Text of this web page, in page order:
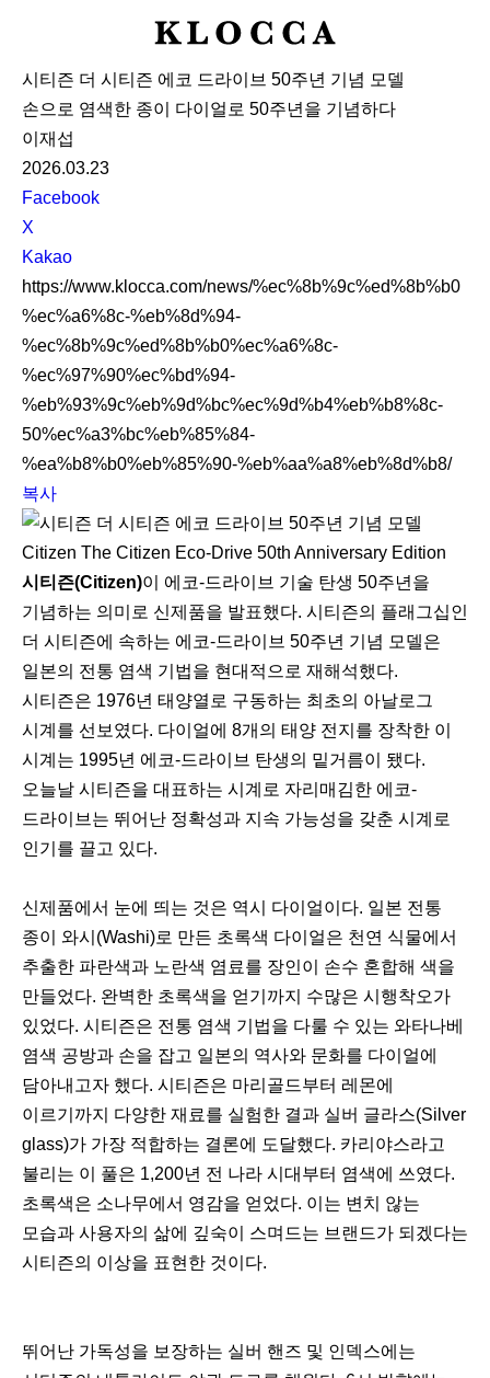
K
O
C
시티즌 더 시티즌 에코 드라이브 50주년 기념 모델
손으로 염색한 종이 다이얼로 50주년을 기념하다
이재섭
2026.03.23
S
N
S
S
h
a
r
e
Facebook
X
Kakao
https://www.klocca.com/news/%ec%8b%9c%ed%8b%b0
%ec%a6%8c-%eb%8d%94-
%ec%8b%9c%ed%8b%b0%ec%a6%8c-
%ec%97%90%ec%bd%94-
%eb%93%9c%eb%9d%bc%ec%9d%b4%eb%b8%8c-
50%ec%a3%bc%eb%85%84-
%ea%b8%b0%eb%85%90-%eb%aa%a8%eb%8d%b8/
복사
Citizen The Citizen Eco-Drive 50th Anniversary Edition
시티즌(Citizen)이 에코-드라이브 기술 탄생 50주년을
기념하는 의미로 신제품을 발표했다. 시티즌의 플래그십인
더 시티즌에 속하는 에코-드라이브 50주년 기념 모델은
일본의 전통 염색 기법을 현대적으로 재해석했다.
시티즌은 1976년 태양열로 구동하는 최초의 아날로그
시계를 선보였다. 다이얼에 8개의 태양 전지를 장착한 이
시계는 1995년 에코-드라이브 탄생의 밑거름이 됐다.
오늘날 시티즌을 대표하는 시계로 자리매김한 에코-
드라이브는 뛰어난 정확성과 지속 가능성을 갖춘 시계로
인기를 끌고 있다.
신제품에서 눈에 띄는 것은 역시 다이얼이다. 일본 전통
종이 와시(Washi)로 만든 초록색 다이얼은 천연 식물에서
추출한 파란색과 노란색 염료를 장인이 손수 혼합해 색을
만들었다. 완벽한 초록색을 얻기까지 수많은 시행착오가
있었다. 시티즌은 전통 염색 기법을 다룰 수 있는 와타나베
염색 공방과 손을 잡고 일본의 역사와 문화를 다이얼에
담아내고자 했다. 시티즌은 마리골드부터 레몬에
이르기까지 다양한 재료를 실험한 결과 실버 글라스(Silver
glass)가 가장 적합하는 결론에 도달했다. 카리야스라고
불리는 이 풀은 1,200년 전 나라 시대부터 염색에 쓰였다.
초록색은 소나무에서 영감을 얻었다. 이는 변치 않는
모습과 사용자의 삶에 깊숙이 스며드는 브랜드가 되겠다는
시티즌의 이상을 표현한 것이다.
뛰어난 가독성을 보장하는 실버 핸즈 및 인덱스에는